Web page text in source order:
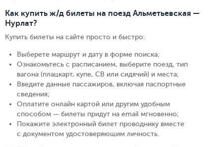
Как купить ж/д билеты на поезд Альметьевская —
Нурлат?
Купить билеты на сайте просто и быстро:
Выберете маршрут и дату в форме поиска;
Ознакомьтесь с расписанием, выберите поезд, тип
вагона (плацкарт, купе, СВ или сидячий) и места;
Введите данные пассажиров, включая паспортные
сведения;
Оплатите онлайн картой или другим удобным
способом — билеты придут на email мгновенно;
Покажите электронный билет проводнику вместе
с документом удостоверяющим личность.